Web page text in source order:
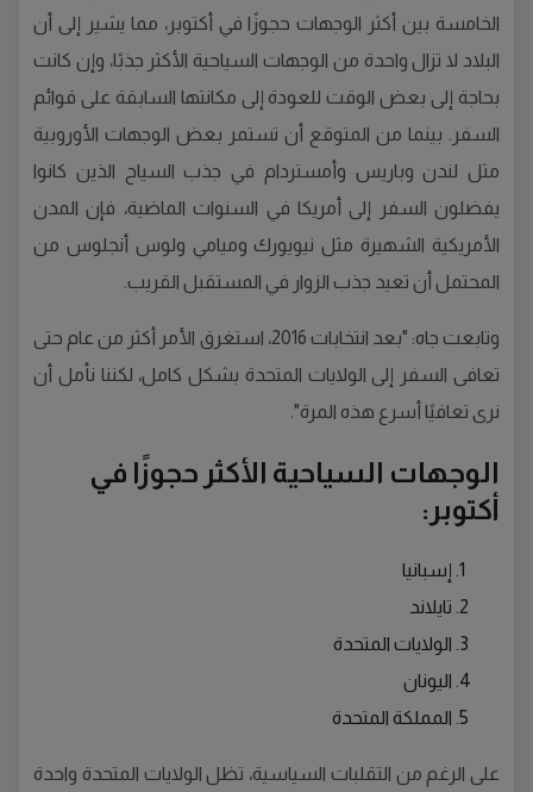
الخامسة بين أكثر الوجهات حجوزًا في أكتوبر، مما يشير إلى أن
البلاد لا تزال واحدة من الوجهات السياحية الأكثر جذبًا، وإن كانت
بحاجة إلى بعض الوقت للعودة إلى مكانتها السابقة على قوائم
السفر. بينما من المتوقع أن تستمر بعض الوجهات الأوروبية
مثل لندن وباريس وأمستردام في جذب السياح الذين كانوا
يفضلون السفر إلى أمريكا في السنوات الماضية، فإن المدن
الأمريكية الشهيرة مثل نيويورك وميامي ولوس أنجلوس من
المحتمل أن تعيد جذب الزوار في المستقبل القريب.
وتابعت جاه: "بعد انتخابات 2016، استغرق الأمر أكثر من عام حتى
تعافى السفر إلى الولايات المتحدة بشكل كامل، لكننا نأمل أن
نرى تعافيًا أسرع هذه المرة".
الوجهات السياحية الأكثر حجوزًا في
أكتوبر:
إسبانيا
تايلاند
الولايات المتحدة
اليونان
المملكة المتحدة
على الرغم من التقلبات السياسية، تظل الولايات المتحدة واحدة